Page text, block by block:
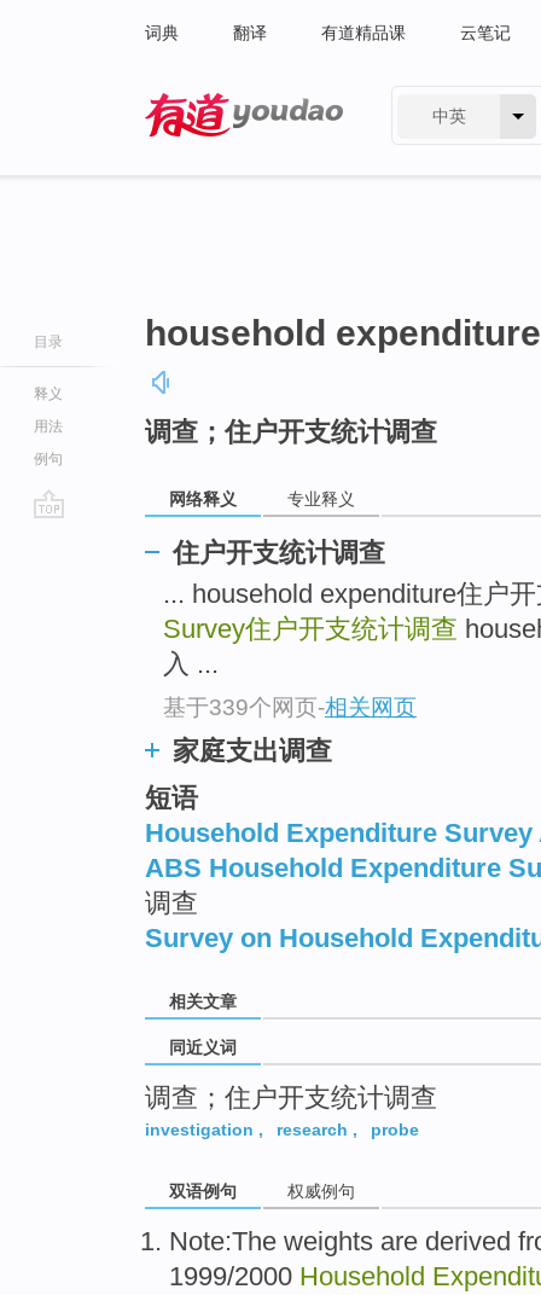
词典 翻译 有道精品课 云笔记
中英
目录
释义
用法
例句
household
调查；住户开支统计调查
网络释义 专业释义
住户开支统计调查
... household expenditure住户
Survey住户开支统计调查
入 ...
基于339个网页-相关网页
家庭支出调查
短语
Household Expenditure Survey
ABS Household Expenditure
调查
Survey on Household
相关文章
同近义词
调查；住户开支统计调查
investigation , research , probe
双语例句 权威例句
Note:The weights are derived
1999/2000 Household